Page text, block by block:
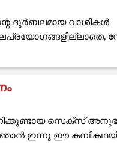
ദുര്‍ബലമായ വാശികള്‍
സെക്സ്
ഇന്നു ഈ